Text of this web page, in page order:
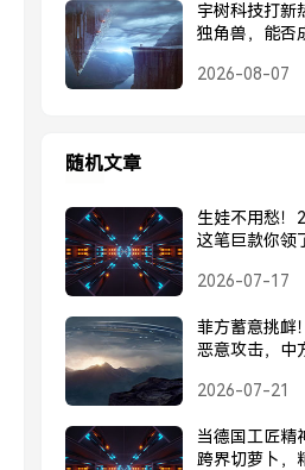
宇树科技打新
独角兽，能否
否成为下一个
2026-08-07
随机文章
生娃不用愁！
这笔巨款你领
2026-07-17
菲方蓄意挑衅
恶意攻击，中
2026-07-21
当德国工匠精
跨界切萝卜，